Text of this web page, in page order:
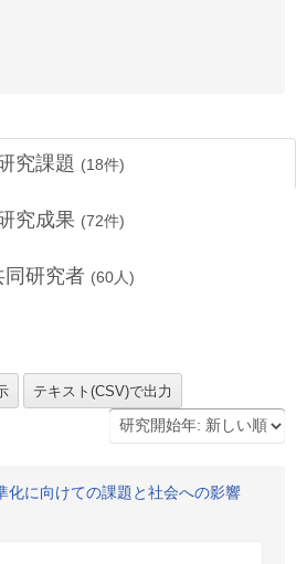
究課題 (18件)
究成果 (72件)
同研究者 (60人)
化に向けての課題と社会への影響